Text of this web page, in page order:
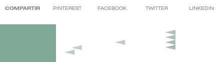
COMPARTIR PINTEREST FACEBOOK TWITTER LINKEDIN